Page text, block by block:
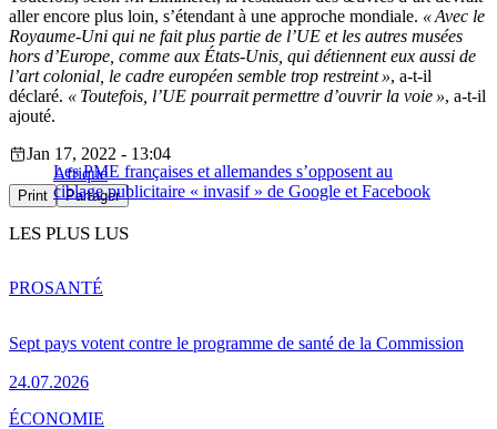
aller encore plus loin, s’étendant à une approche mondiale. « Avec le
Royaume-Uni qui ne fait plus partie de l’UE et les autres musées
hors d’Europe, comme aux États-Unis, qui détiennent eux aussi de
l’art colonial, le cadre européen semble trop restreint », a-t-il
déclaré. « Toutefois, l’UE pourrait permettre d’ouvrir la voie », a-t-il
ajouté.
Les PME françaises et allemandes s’opposent au
ciblage publicitaire « invasif » de Google et Facebook
Jan 17, 2022 - 13:04
Afrique
Print Partager
LES PLUS LUS
Sept pays votent contre le programme de santé de la Commission
24.07.2026
PROSANTÉ
ÉCONOMIE